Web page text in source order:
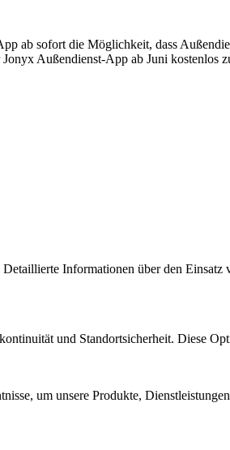
ab sofort die Möglichkeit, dass
Außendienst-App ab Juni kostenlos
Informationen über den Einsatz
und Standortsicherheit. Diese
um unsere Produkte,